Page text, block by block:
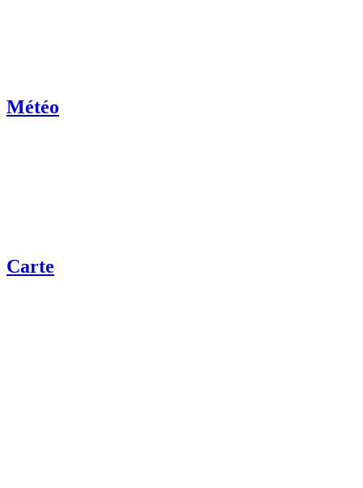
Météo
Carte